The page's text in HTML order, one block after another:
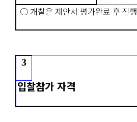
○ 개찰은 제안서 평가완료 후 진행
3
입찰참가 자격